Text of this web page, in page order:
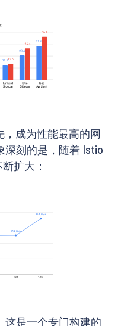
成为性能最高的网
深刻的是，随着 Istio
扩大：
这是一个专门构建的